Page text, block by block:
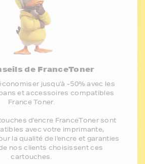
de FranceToner
jusqu'à -50% avec les
et accessoires compatibles
France Toner.
d'encre FranceToner sont
avec votre imprimante,
la qualité de l'encre et garanties
nos clients choisissent ces
cartouches.